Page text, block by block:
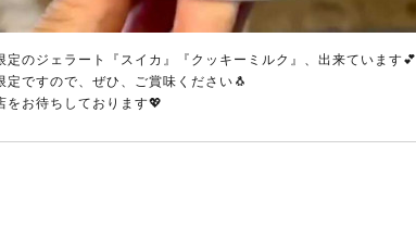
定のジェラート『スイカ』『クッキーミルク』、出来ています💕
定ですので、ぜひ、ご賞味ください🐧
をお待ちしております💖